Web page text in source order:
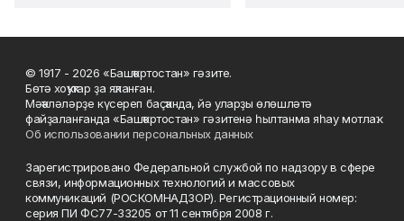
© 1917 - 2026 «Башҡортостан» гәзите.
Бөтә хоҡуҡтар ҙа яҡланған.
Мәҡәләләрҙе күсереп баҫҡанда, йә уларҙы өлөшләтә
файҙаланғанда «Башҡортостан» гәзитенә һылтанма яһау мотлаҡ.
Об использовании персональных данных
Зарегистрировано Федеральной службой по надзору в сфере
связи, информационных технологий и массовых
коммуникаций (РОСКОМНАДЗОР). Регистрационный номер:
серия ПИ ФС77-33205 от 11 сентября 2008 г.